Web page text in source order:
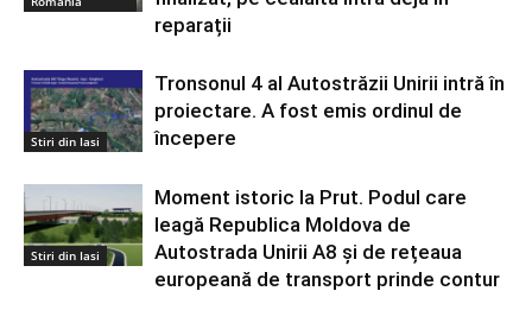
reparații
Stiri din Iasi
Tronsonul 4 al Autostrăzii Unirii intră în
proiectare. A fost emis ordinul de
începere
Stiri din Iasi
Moment istoric la Prut. Podul care
leagă Republica Moldova de
Autostrada Unirii A8 și de rețeaua
europeană de transport prinde contur